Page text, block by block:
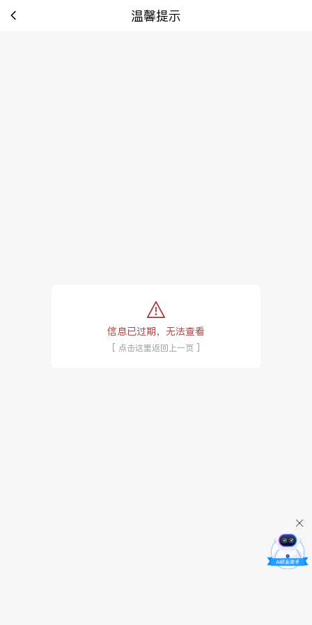
温馨提示
tip:
信息已过期，无法查看
[ 点击这里返回上一页 ]